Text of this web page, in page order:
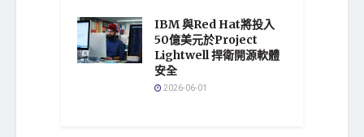
IBM 與Red Hat將投入
50億美元於Project
Lightwell 捍衛開源軟體
安全
2026-06-01